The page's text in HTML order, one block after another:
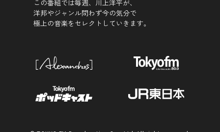
この番組では毎週、川上洋平が、
洋邦やジャンル問わず今の気分で
極上の音楽をセレクトしていきます。